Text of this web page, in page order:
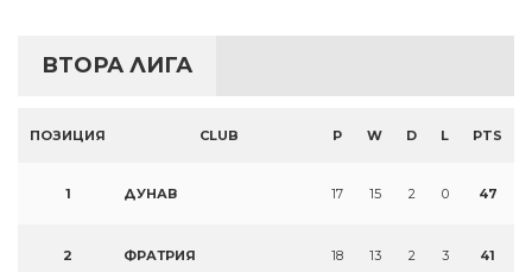
ВТОРА ЛИГА
ПОЗИЦИЯ CLUB P W D L PTS
1 ДУНАВ 17 15 2 0 47
2 ФРАТРИЯ 18 13 2 3 41